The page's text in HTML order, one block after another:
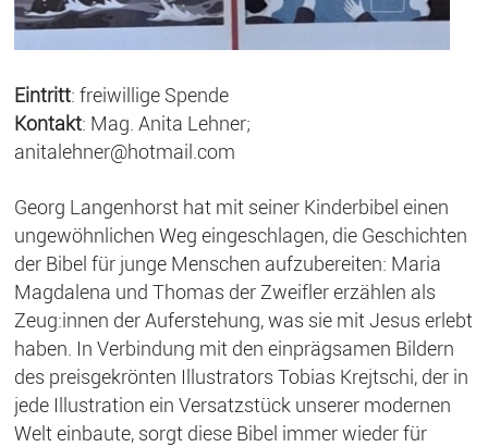
Eintritt: freiwillige Spende
Kontakt: Mag. Anita Lehner;
anitalehner@hotmail.com
Georg Langenhorst hat mit seiner Kinderbibel einen
ungewöhnlichen Weg eingeschlagen, die Geschichten
der Bibel für junge Menschen aufzubereiten: Maria
Magdalena und Thomas der Zweifler erzählen als
Zeug:innen der Auferstehung, was sie mit Jesus erlebt
haben. In Verbindung mit den einprägsamen Bildern
des preisgekrönten Illustrators Tobias Krejtschi, der in
jede Illustration ein Versatzstück unserer modernen
Welt einbaute, sorgt diese Bibel immer wieder für